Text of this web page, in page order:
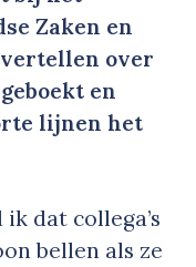
Zaken en
over
en
lijnen het
dat collega’s
bellen als ze